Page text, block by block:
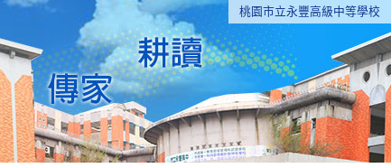
桃園市立永豐高級中等學校